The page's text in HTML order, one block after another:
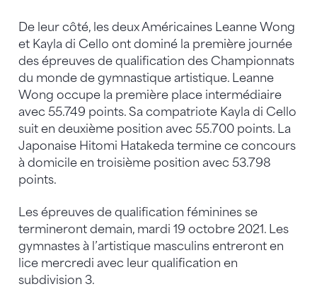
De leur côté, les deux Américaines Leanne Wong
et Kayla di Cello ont dominé la première journée
des épreuves de qualification des Championnats
du monde de gymnastique artistique. Leanne
Wong occupe la première place intermédiaire
avec 55.749 points. Sa compatriote Kayla di Cello
suit en deuxième position avec 55.700 points. La
Japonaise Hitomi Hatakeda termine ce concours
à domicile en troisième position avec 53.798
points.
Les épreuves de qualification féminines se
termineront demain, mardi 19 octobre 2021. Les
gymnastes à l’artistique masculins entreront en
lice mercredi avec leur qualification en
subdivision 3.